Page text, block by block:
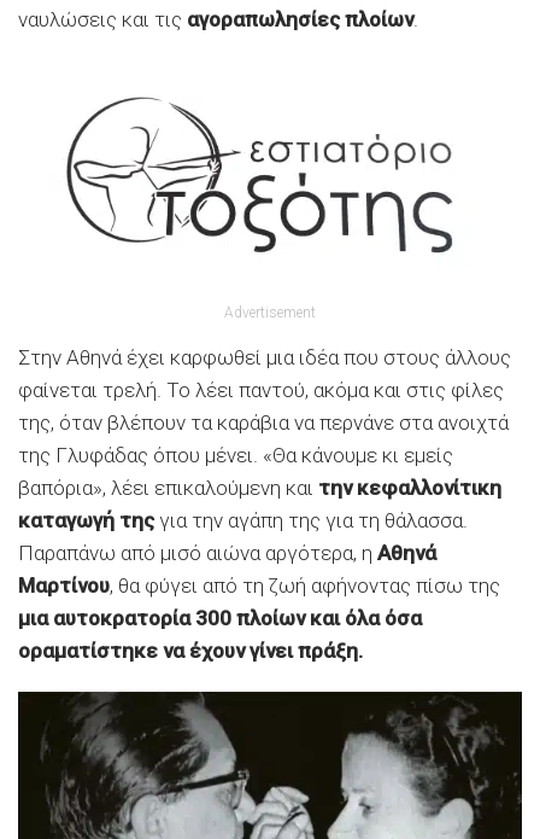
ναυλώσεις και τις αγοραπωλησίες πλοίων.
Advertisement
Στην Αθηνά έχει καρφωθεί μια ιδέα που στους άλλους
φαίνεται τρελή. Το λέει παντού, ακόμα και στις φίλες
της, όταν βλέπουν τα καράβια να περνάνε στα ανοιχτά
της Γλυφάδας όπου μένει. «Θα κάνουμε κι εμείς
βαπόρια», λέει επικαλούμενη και την κεφαλλονίτικη
καταγωγή τηςγια την αγάπη της για τη θάλασσα.
Παραπάνω από μισό αιώνα αργότερα, η Αθηνά
Μαρτίνου, θα φύγει από τη ζωή αφήνοντας πίσω της
μια αυτοκρατορία 300 πλοίων και όλα όσα
οραματίστηκε να έχουν γίνει πράξη.